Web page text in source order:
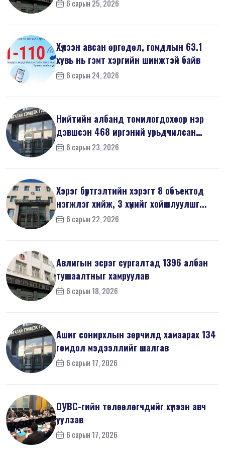
6 сарын 25, 2026
Хүлээн авсан өргөдөл, гомдлын 63.1
хувь нь гэмт хэргийн шинжтэй байв
6 сарын 24, 2026
Нийтийн албанд томилогдохоор нэр
дэвшсэн 468 иргэний урьдчилсан
мэдүүл...
6 сарын 23, 2026
Хэрэг бүртгэлтийн хэрэгт 8 объектод
нэгжлэг хийж, 3 хүнийг хойшлуулшг...
6 сарын 22, 2026
Авлигын эсрэг сургалтад 1396 албан
тушаалтныг хамруулав
6 сарын 18, 2026
Ашиг сонирхлын зөрчилд хамаарах 134
гомдол мэдээллийг шалгав
6 сарын 17, 2026
ОУВС-гийн төлөөлөгчдийг хүлээн авч
уулзав
6 сарын 17, 2026